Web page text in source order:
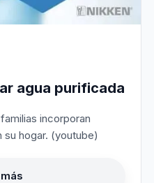
agua purificada
incorporan
hogar. (youtube)